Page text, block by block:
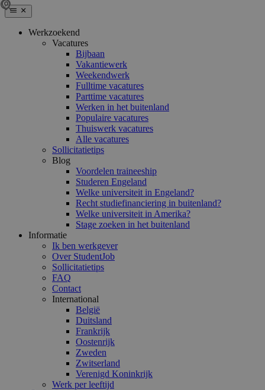
Werkzoekend
Vacatures
Bijbaan
Vakantiewerk
Weekendwerk
Fulltime vacatures
Parttime vacatures
Werken in het buitenland
Populaire vacatures
Thuiswerk vacatures
Alle vacatures
Sollicitatietips
Blog
Voordelen traineeship
Studeren Engeland
Welke universiteit in Engeland?
Recht studiefinanciering in buitenland?
Welke universiteit in Amerika?
Stage zoeken in het buitenland
Informatie
Ik ben werkgever
Over StudentJob
Sollicitatietips
FAQ
Contact
International
België
Duitsland
Frankrijk
Oostenrijk
Zweden
Zwitserland
Verenigd Koninkrijk
Werk per leeftijd